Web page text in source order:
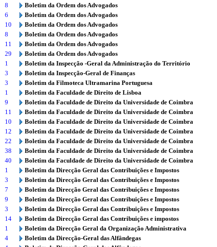
8
Boletim da Ordem dos Advogados
6
Boletim da Ordem dos Advogados
10
Boletim da Ordem dos Advogados
8
Boletim da Ordem dos Advogados
11
Boletim da Ordem dos Advogados
29
Boletim da Ordem dos Advogados
1
Boletim da Inspecção -Geral da Administração do Território
3
Boletim da Inspecção-Geral de Finanças
3
Boletim da Filmoteca Ultramarina Portuguesa
1
Boletim da Faculdade de Direito de Lisboa
9
Boletim da Faculdade de Direito da Universidade de Coimbra
11
Boletim da Faculdade de Direito da Universidade de Coimbra
10
Boletim da Faculdade de Direito da Universidade de Coimbra
12
Boletim da Faculdade de Direito da Universidade de Coimbra
22
Boletim da Faculdade de Direito da Universidade de Coimbra
38
Boletim da Faculdade de Direito da Universidade de Coimbra
40
Boletim da Faculdade de Direito da Universidade de Coimbra
1
Boletim da Direcção Geral das Contribuições e Impostos
3
Boletim da Direcção Geral das Contribuições e Impostos
7
Boletim da Direcção Geral das Contribuições e Impostos
9
Boletim da Direcção Geral das Contribuições e Impostos
3
Boletim da Direcção Geral das Contribuições e Impostos
14
Boletim da Direcção Geral das Contribuições e impostos
1
Boletim da Direcção Geral da Organização Administrativa
4
Boletim da Direcção-Geral das Alfândegas